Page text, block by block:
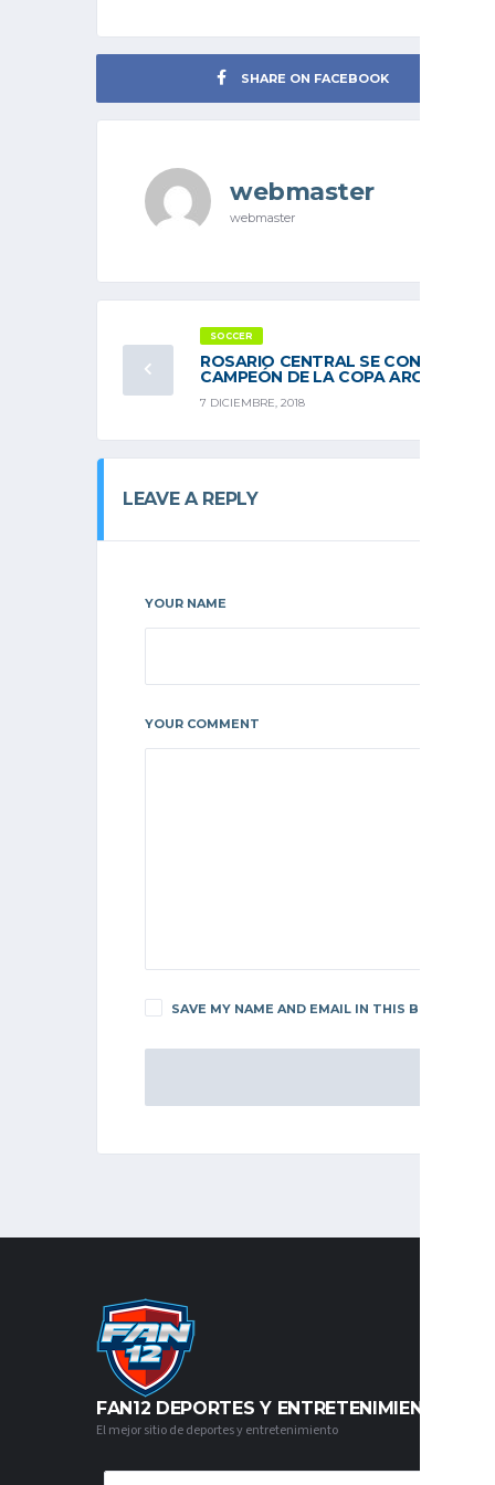
SHARE ON FACEBOOK
webmaster
webmaster
SOCCER
ROSARIO CENTRAL SE CONSAGRÓ
CAMPEÓN DE LA COPA ARGENTINA
7 DICIEMBRE, 2018
LEAVE A REPLY
YOUR NAME
YOUR COMMENT
SAVE MY NAME AND EMAIL IN THIS BROWSER
FAN12 DEPORTES Y ENTRETENIMIENTO
El mejor sitio de deportes y entretenimiento